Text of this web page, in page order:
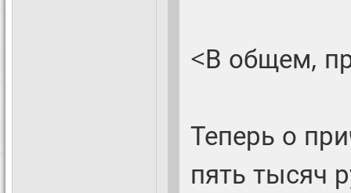
<В общем,
Теперь о
пять тысяч